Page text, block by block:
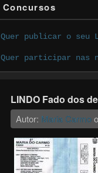
Concursos
Quer publicar o seu
Quer participar nas
LINDO Fado dos
Autor: Maria Carmo